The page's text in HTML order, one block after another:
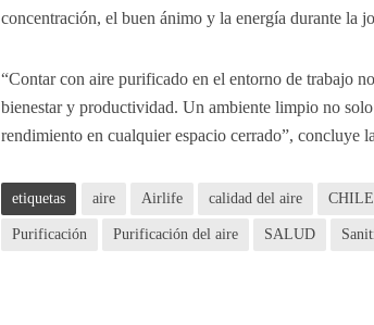
concentración, el buen ánimo y la energía durante la
“Contar con aire purificado en el entorno de trabajo
bienestar y productividad. Un ambiente limpio no
rendimiento en cualquier espacio cerrado”, concluye
etiquetas aire Airlife calidad del aire CHILE
Purificación Purificación del aire SALUD